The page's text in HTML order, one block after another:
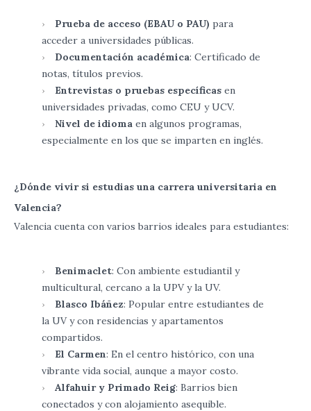
Prueba de acceso (EBAU o PAU) para
acceder a universidades públicas.
Documentación académica: Certificado de
notas, títulos previos.
Entrevistas o pruebas específicas en
universidades privadas, como CEU y UCV.
Nivel de idioma en algunos programas,
especialmente en los que se imparten en inglés.
¿Dónde vivir si estudias una carrera universitaria en
Valencia?
Valencia cuenta con varios barrios ideales para estudiantes:
Benimaclet: Con ambiente estudiantil y
multicultural, cercano a la UPV y la UV.
Blasco Ibáñez: Popular entre estudiantes de
la UV y con residencias y apartamentos
compartidos.
El Carmen: En el centro histórico, con una
vibrante vida social, aunque a mayor costo.
Alfahuir y Primado Reig: Barrios bien
conectados y con alojamiento asequible.